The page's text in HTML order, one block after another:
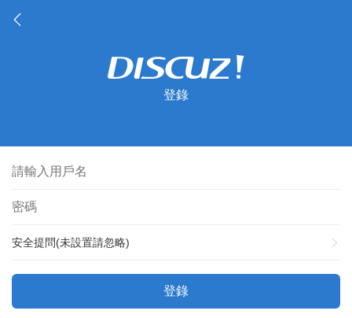
登錄
安全提問(未設置請忽略)
登錄